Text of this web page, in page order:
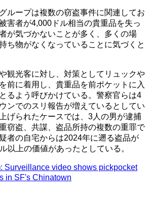
ループは複数の窃盗事件に関連してお
害者が4,000ドル相当の貴重品を失っ
が気づかないことが多く、多くの場
ち物がなくなっていることに気づくと
観光客に対し、対策としてリュックや
前に着用し、貴重品を前ポケットに入
るよう呼びかけている。警察官らは4
ンでのスリ報告が増えているとしてい
げられたケースでは、3人の男が逮捕
窃盗、共謀、盗品所持の複数の重罪で
者の自宅からは2024年に遡る盗品が
以上の価値があったとしている。
Surveillance video shows pickpocket
in SF's Chinatown